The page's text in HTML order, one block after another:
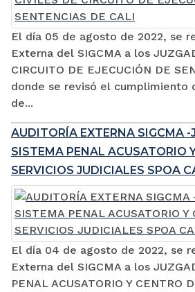
El día 05 de agosto de 2022, se
Externa del SIGCMA a los
CIRCUITO DE EJECUCIÓN DE
donde se revisó el cumplimiento
de...
AUDITORÍA EXTERNA SIGCMA -
SISTEMA PENAL ACUSATORIO
SERVICIOS JUDICIALES SPOA
El día 04 de agosto de 2022, se
Externa del SIGCMA a los
PENAL ACUSATORIO Y CENTRO